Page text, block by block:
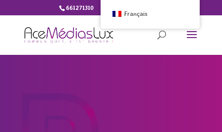
661271310
Français